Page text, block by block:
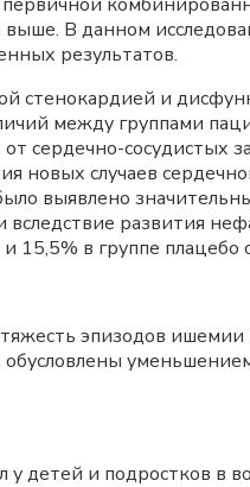
В данном
результатов.
стенокардией и
между группами
сердечно-сосудистых
новых случаев
выявлено
развития
15,5% в группе плацебо
эпизодов
и подростков в